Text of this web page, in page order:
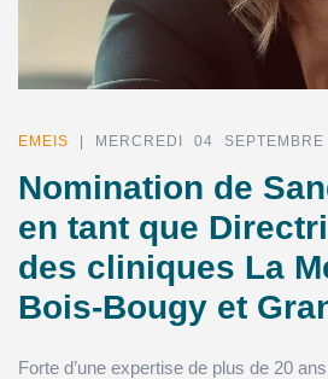
EMEIS | MERCREDI 04
Nomination de
en tant que
des cliniques La
Bois-Bougy et
Forte d’une expertise de plus de 20